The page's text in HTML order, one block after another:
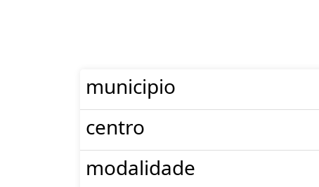
municipio
centro
modalidade